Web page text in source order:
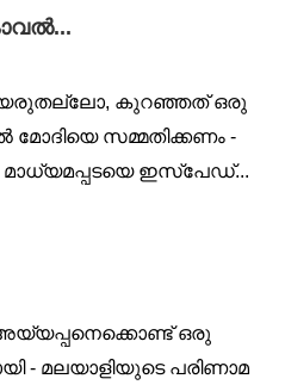
കുറഞ്ഞത് ഒരു
മോദിയെ സമ്മതിക്കണം -
മാധ്യമപ്പടയെ ഇസ്‌പേഡ്...
ഒരു
- മലയാളിയുടെ പരിണാമ